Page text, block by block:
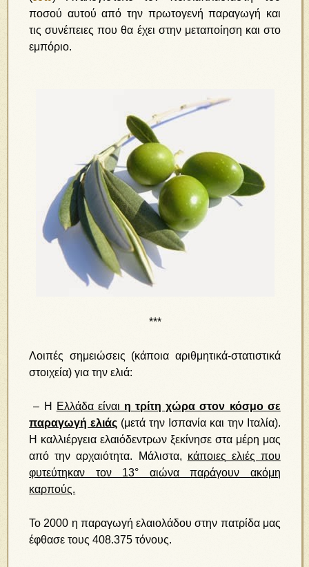
ποσού αυτού από την πρωτογενή παραγωγή και
τις συνέπειες που θα έχει στην μεταποίηση και στο
εμπόριο.
***
Λοιπές σημειώσεις (κάποια αριθμητικά-στατιστικά
στοιχεία) για την ελιά:
– Η Ελλάδα είναι η τρίτη χώρα στον κόσμο σε
παραγωγή ελιάς (μετά την Ισπανία και την Ιταλία).
Η καλλιέργεια ελαιόδεντρων ξεκίνησε στα μέρη μας
από την αρχαιότητα. Μάλιστα, κάποιες ελιές που
φυτεύτηκαν τον 13° αιώνα παράγουν ακόμη
καρπούς.
Το 2000 η παραγωγή ελαιολάδου στην πατρίδα μας
έφθασε τους 408.375 τόνους.